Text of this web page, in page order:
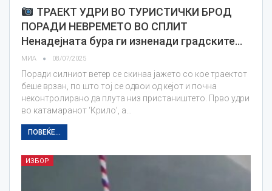
ТРАЕКТ УДРИ ВО ТУРИСТИЧКИ БРОД
ПОРАДИ НЕВРЕМЕТО ВО СПЛИТ
Ненадејната бура ги изненади градските…
МИА 08/07/2025
Поради силниот ветер се скинаа јажето со кое траектот
беше врзан, по што тој се одвои од кејот и почна
неконтролирано да плута низ пристаништето. Прво удри
во катамаранот ‘Крило’, а…
ПОВЕЌЕ...
ИЗБОР